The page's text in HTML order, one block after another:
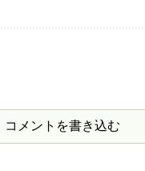
コメントを書き込む